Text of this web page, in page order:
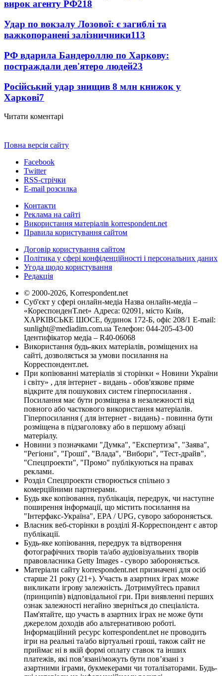
вирок агенту РФ218
Удар по вокзалу Лозової: є загиблі та
важкопоранені залізничники113
РФ вдарила Бандероллю по Харкову:
постраждали дев'ятеро людей23
Російський удар знищив 8 млн книжок у
Харкові7
Читати коментарі
Повна версія сайту
Facebook
Twitter
RSS-стрічки
E-mail розсилка
Контакти
Реклама на сайті
Використання матеріалів korrespondent.net
Правила користування сайтом
Договір користування сайтом
Політика у сфері конфіденційності і персональних даних
Угода щодо користування
Редакція
© 2000-2026, Korrespondent.net
Суб'єкт у сфері онлайн-медіа Назва онлайн-медіа –
«КореспонденТ.net» Адреса: 02091, місто Київ,
ХАРКІВСЬКЕ ШОСЕ, будинок 172-Б, офіс 208/1 E-mail:
sunlight@mediadim.com.ua Телефон: 044-205-43-00
Ідентифікатор медіа – R40-06068
Використання будь-яких матеріалів, розміщених на
сайті, дозволяється за умови посилання на
Корреспондент.net.
При копіюванні матеріалів зі сторінки « Новини України
і світу» , для інтернет - видань - обов'язкове пряме
відкрите для пошукових систем гіперпосилання .
Посилання має бути розміщена в незалежності від
повного або часткового використання матеріалів.
Гіперпосилання ( для інтернет - видань) - повинна бути
розміщена в підзаголовку або в першому абзаці
матеріалу.
Новини з позначками "Думка", "Експертиза", "Заява",
"Регіони", "Гроші", "Влада", "Вибори", "Тест-драйв",
"Спецпроекти", "Промо" публікуються на правах
реклами.
Розділ Спецпроекти створюється спільно з
комерційними партнерами.
Будь яке копіювання, публікація, передрук, чи наступне
поширення інформації, що містить посилання на
"Інтерфакс-Україна", EPA / UPG, суворо забороняється.
Власник веб-сторінки в розділі Я-Корреспондент є автор
публікації.
Будь-яке копіювання, передрук та відтворення
фотографічних творів та/або аудіовізуальних творів
правовласника Getty Images - суворо забороняється.
Матеріали сайту korrespondent.net призначені для осіб
старше 21 року (21+). Участь в азартних іграх може
викликати ігрову залежність. Дотримуйтесь правил
(принципів) відповідальної гри. При виявленні перших
ознак залежності негайно зверніться до спеціаліста.
Пам'ятайте, що участь в азартних іграх не може бути
джерелом доходів або альтернативою роботі.
Інформаційний ресурс korrespondent.net не проводить
ігри на реальні та/або віртуальні гроші, також сайт не
приймає ні в якій формі оплату ставок та інших
платежів, які пов’язані/можуть бути пов’язані з
азартними іграми, букмекерами чи тоталізаторами. Будь-